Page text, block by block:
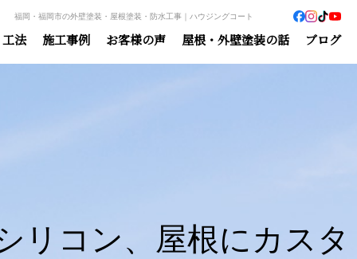
福岡・福岡市の外壁塗装・屋根塗装・防水工事｜ハウジングコート
法 施工事例 お客様の声 屋根・外壁塗装の話 ブログ
リコン、屋根にカスタ